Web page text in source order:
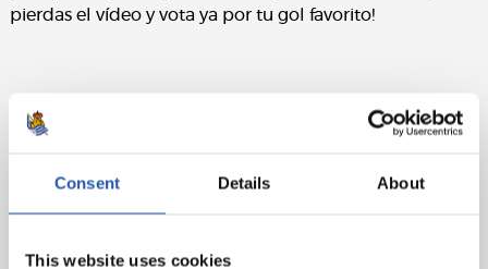
Consent Details About
This website uses cookies
pierdas el vídeo y vota ya por tu gol favorito!